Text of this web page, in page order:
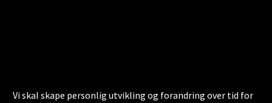
Vi skal skape personlig utvikling og forandring over tid for